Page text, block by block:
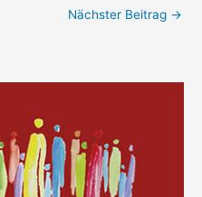
Nächster Beitrag →